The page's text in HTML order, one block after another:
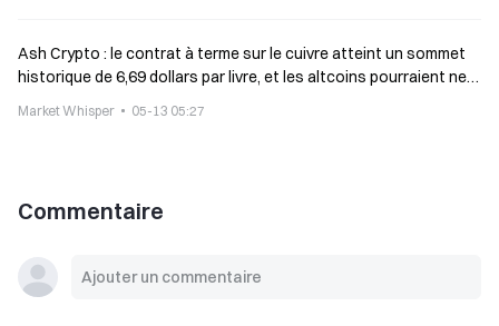
Ash Crypto : le contrat à terme sur le cuivre atteint un sommet
historique de 6,69 dollars par livre, et les altcoins pourraient ne
Market Whisper 05-13 05:27
Commentaire